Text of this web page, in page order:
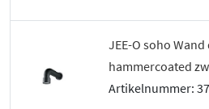
JEE-O soho
hammercoated
Artikelnummer: